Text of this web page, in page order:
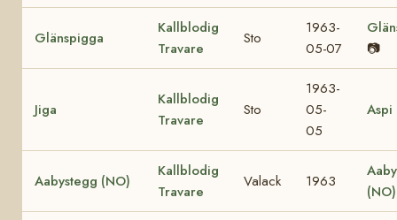
Glänspigga
Kallblodig
Travare
Sto
1963-
05-07
📷
Jiga
Kallblodig
Travare
Sto
1963-
05-
05
Aspi
Aabystegg (NO)
Kallblodig
Travare
Valack 1963
(NO)